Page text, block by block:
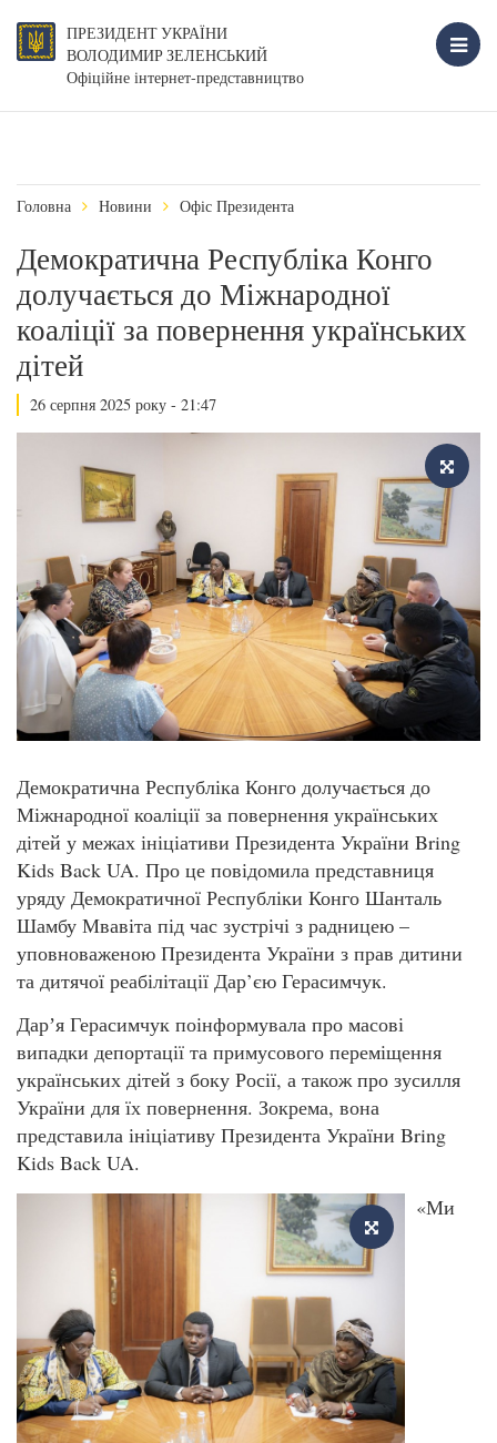
ПРЕЗИДЕНТ УКРАЇНИ
ВОЛОДИМИР ЗЕЛЕНСЬКИЙ
Офіційне інтернет-представництво
Головна Новини Офіс Президента
Демократична Республіка Конго
долучається до Міжнародної
коаліції за повернення українських
дітей
26 серпня 2025 року - 21:47
Демократична Республіка Конго долучається до
Міжнародної коаліції за повернення українських
дітей у межах ініціативи Президента України Bring
Kids Back UA. Про це повідомила представниця
уряду Демократичної Республіки Конго Шанталь
Шамбу Мвавіта під час зустрічі з радницею –
уповноваженою Президента України з прав дитини
та дитячої реабілітації Дар’єю Герасимчук.
Дарʼя Герасимчук поінформувала про масові
випадки депортації та примусового переміщення
українських дітей з боку Росії, а також про зусилля
України для їх повернення. Зокрема, вона
представила ініціативу Президента України Bring
Kids Back UA.
«Ми